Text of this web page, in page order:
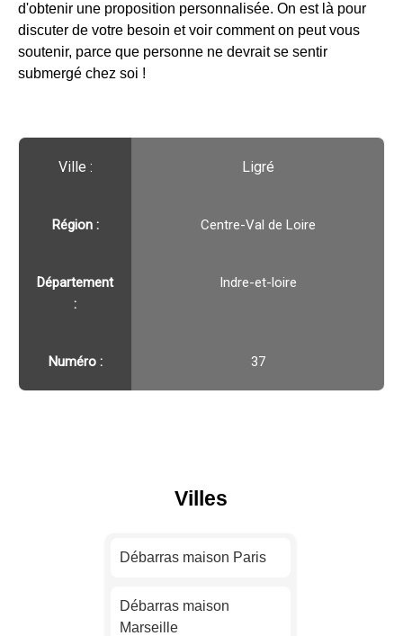
d'obtenir une proposition personnalisée. On est là pour
discuter de votre besoin et voir comment on peut vous
soutenir, parce que personne ne devrait se sentir
submergé chez soi !
Ville :️ Ligré
Région :️ Centre-Val de Loire
Département
:
Indre-et-loire
Numéro : 37
Villes
Débarras maison Paris
Débarras maison
Marseille